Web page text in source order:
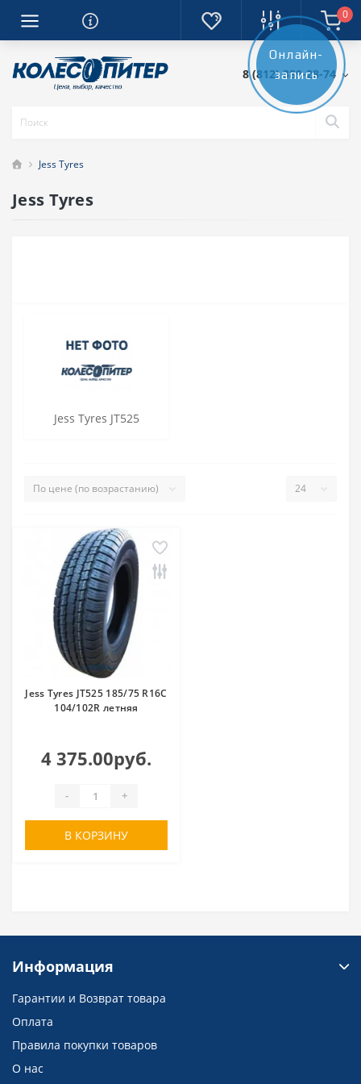
0
8 (812) 389-28-74
Jess Tyres
Jess Tyres
Jess Tyres JT525
Jess Tyres JT525 185/75 R16C
104/102R летняя
4 375.00руб.
- +
В КОРЗИНУ
Онлайн-
запись
Информация
Гарантии и Возврат товара
Оплата
Правила покупки товаров
О нас